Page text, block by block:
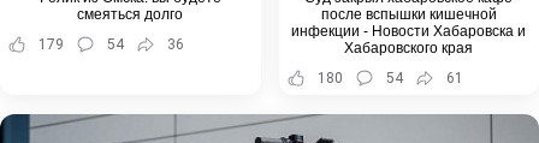
смеяться долго
179
54 36
после вспышки кишечной
инфекции - Новости Хабаровска и
Хабаровского края
180
54 61